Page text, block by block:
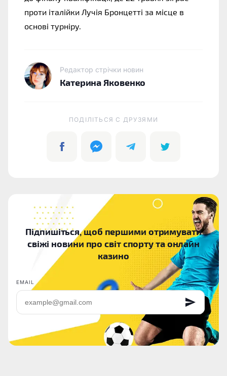
проти італійки Лучія Бронцетті за місце в
основі турніру.
Редактор стрічки новин
Катерина Яковенко
ПОДІЛІТЬСЯ C ДРУЗЯМИ
Підпишіться, щоб першими отримувати
свіжі новини про світ спорту та онлайн
казино
EMAIL